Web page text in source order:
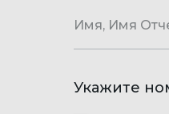
Укажите